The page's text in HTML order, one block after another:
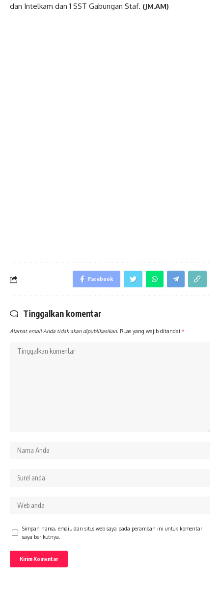
dan Intelkam dan 1 SST Gabungan Staf. (JM.AM)
Facebook
Tinggalkan komentar
Alamat email Anda tidak akan dipublikasikan. Ruas yang wajib ditandai *
Simpan nama, email, dan situs web saya pada peramban ini untuk komentar
saya berikutnya.